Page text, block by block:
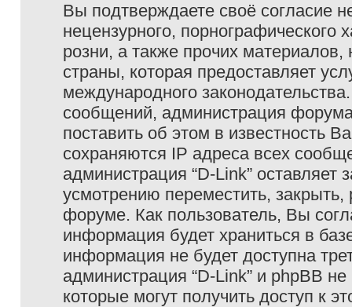
Вы подтверждаете своё согласие
нецензурного, порнографического
розни, а также прочих
страны, которая предоставляет
международного
сообщений, администрация
поставить об этом в известность
сохраняются IP адреса всех
администрация “D-Link”
усмотрению переместить,
форуме. Как пользователь, Вы
информация будет храниться в
информация не будет доступна
администрация “D-Link” и phpBB
которые могут получить доступ к